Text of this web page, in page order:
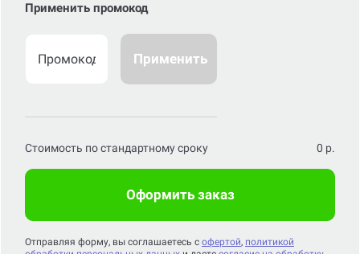
Применить промокод
Применить
Стоимость по стандартному сроку 0 р.
Оформить заказ
Отправляя форму, вы соглашаетесь с офертой, политикой